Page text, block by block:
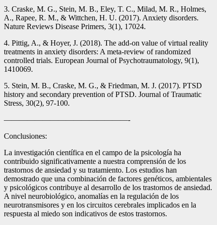
3. Craske, M. G., Stein, M. B., Eley, T. C., Milad, M. R., Holmes,
A., Rapee, R. M., & Wittchen, H. U. (2017). Anxiety disorders.
Nature Reviews Disease Primers, 3(1), 17024.
4. Pittig, A., & Hoyer, J. (2018). The add-on value of virtual reality
treatments in anxiety disorders: A meta-review of randomized
controlled trials. European Journal of Psychotraumatology, 9(1),
1410069.
5. Stein, M. B., Craske, M. G., & Friedman, M. J. (2017). PTSD
history and secondary prevention of PTSD. Journal of Traumatic
Stress, 30(2), 97-100.
————————————————-
Conclusiones:
La investigación científica en el campo de la psicología ha
contribuido significativamente a nuestra comprensión de los
trastornos de ansiedad y su tratamiento. Los estudios han
demostrado que una combinación de factores genéticos, ambientales
y psicológicos contribuye al desarrollo de los trastornos de ansiedad.
A nivel neurobiológico, anomalías en la regulación de los
neurotransmisores y en los circuitos cerebrales implicados en la
respuesta al miedo son indicativos de estos trastornos.